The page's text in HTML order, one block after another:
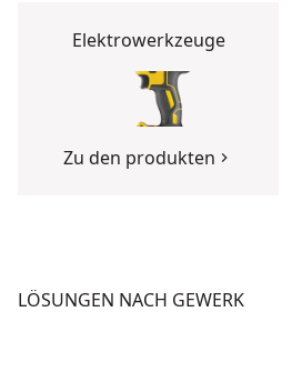
Elektrowerkzeuge
Zu den produkten
LÖSUNGEN NACH GEWERK